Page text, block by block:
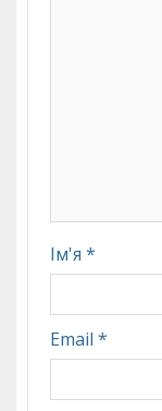
Ім'я *
Email *